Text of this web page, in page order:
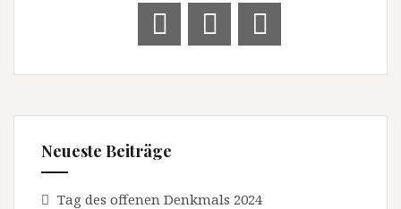
Neueste Beiträge
Tag des offenen Denkmals 2024